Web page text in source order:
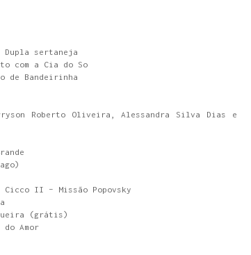
sertaneja
com a Cia do So
de Bandeirinha
Roberto Oliveira, Alessandra Silva Dias e
II – Missão Popovsky
(grátis)
Amor